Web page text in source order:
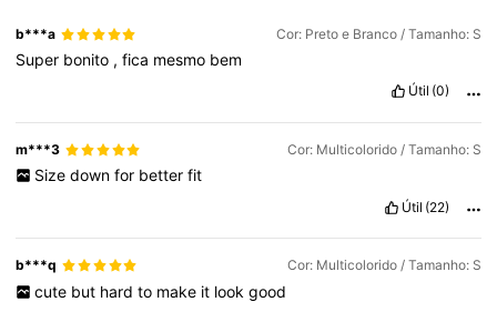
4,81 871K Seguidores
b***a Cor: Preto e Branco / Tamanho: S
Super bonito ,fica mesmo bem
Útil (0)
m***3 Cor: Multicolorido / Tamanho: S
Size down for better fit
Útil (22)
b***q Cor: Multicolorido / Tamanho: S
cute but hard to make it look good